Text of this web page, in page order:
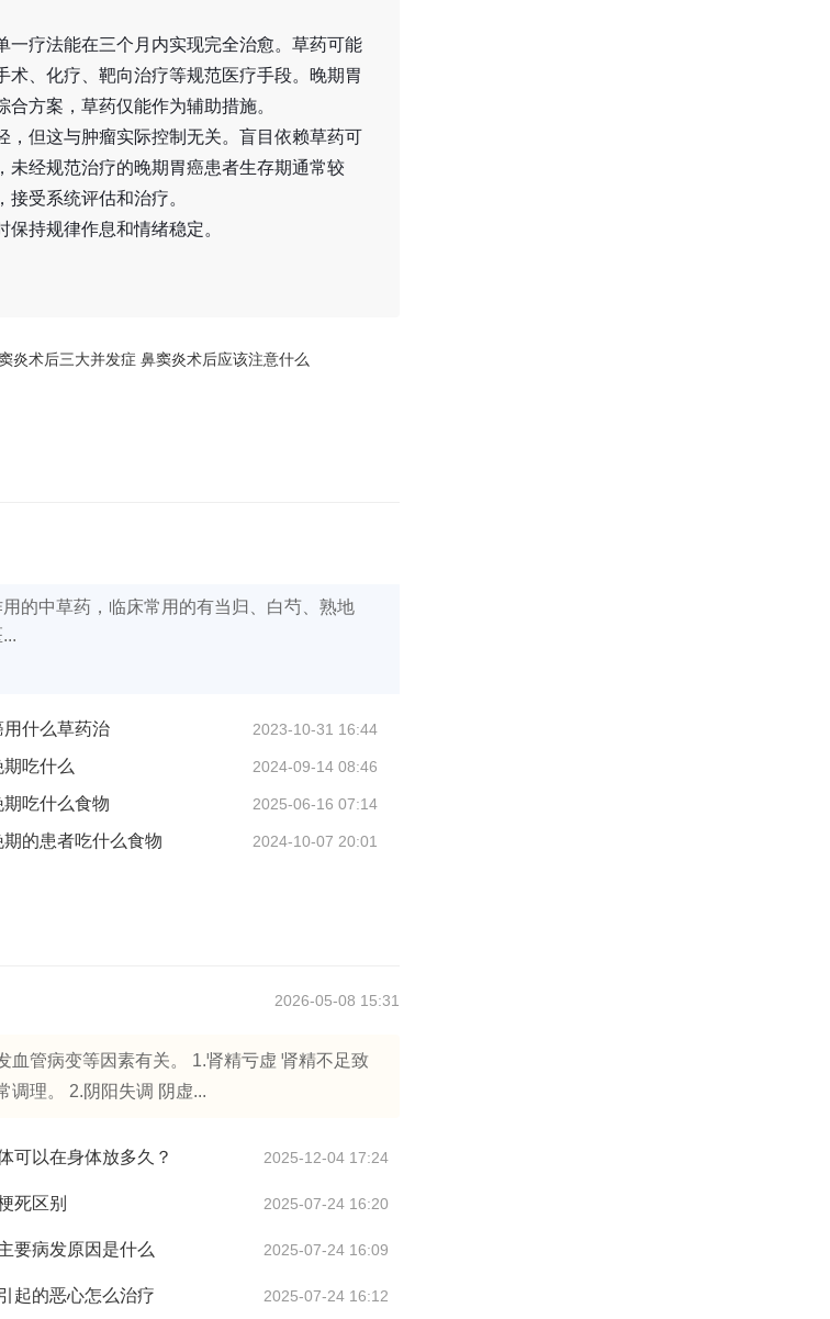
一疗法能在三个月内实现完全治愈。草药可能
、化疗、靶向治疗等规范医疗手段。晚期胃
方案，草药仅能作为辅助措施。
但这与肿瘤实际控制无关。盲目依赖草药可
未经规范治疗的晚期胃癌患者生存期通常较
受系统评估和治疗。
持规律作息和情绪稳定。
炎术后三大并发症 鼻窦炎术后应该注意什么
的中草药，临床常用的有当归、白芍、熟地
用什么草药治 2023-10-31 16:44
期吃什么 2024-09-14 08:46
期吃什么食物 2025-06-16 07:14
期的患者吃什么食物 2024-10-07 20:01
2026-05-08 15:31
管病变等因素有关。 1.肾精亏虚 肾精不足致
调理。 2.阴阳失调 阴虚...
可以在身体放多久？ 2025-12-04 17:24
死区别 2025-07-24 16:20
要病发原因是什么 2025-07-24 16:09
起的恶心怎么治疗 2025-07-24 16:12